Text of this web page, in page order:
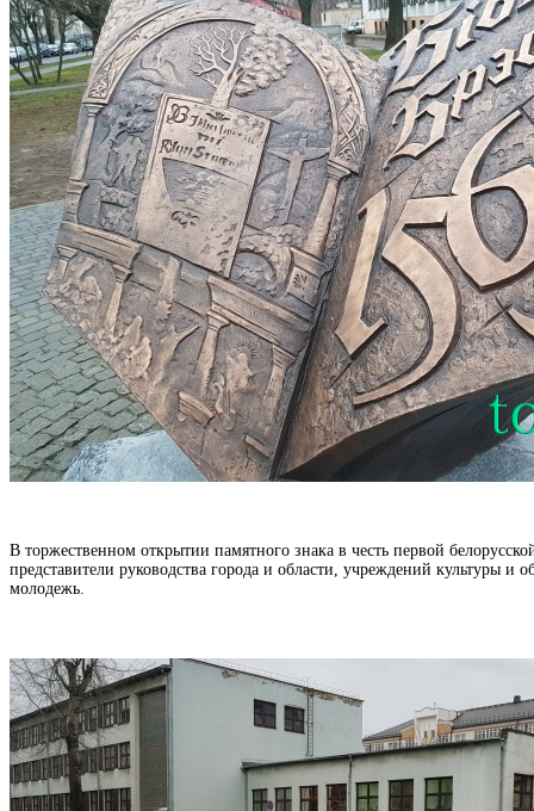
В торжественном открытии памятного знака в честь первой
представители руководства города и области, учреждений культуры
молодежь.